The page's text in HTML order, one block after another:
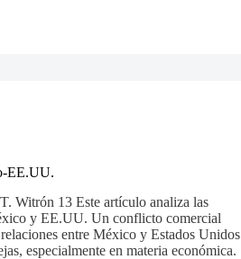
EE.UU.
Witrón 13 Este artículo analiza las
y EE.UU. Un conflicto comercial
entre México y Estados Unidos
especialmente en materia económica.